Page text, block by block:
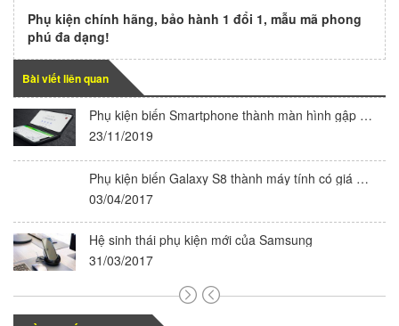
Phụ kiện chính hãng, bảo hành 1 đổi 1, mẫu mã phong
phú đa dạng!
Bài viết liên quan
Phụ kiện biến Smartphone thành màn hình gập CastAway
23/11/2019
Phụ kiện biến Galaxy S8 thành máy tính có giá 150 USD
03/04/2017
Hệ sinh thái phụ kiện mới của Samsung
31/03/2017